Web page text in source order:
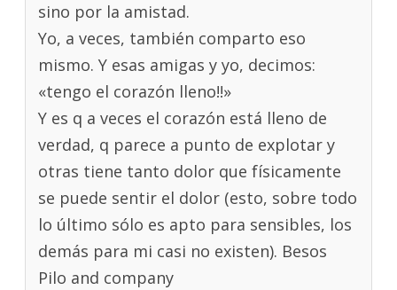
sino por la amistad.
Yo, a veces, también comparto eso
mismo. Y esas amigas y yo, decimos:
«tengo el corazón lleno!!»
Y es q a veces el corazón está lleno de
verdad, q parece a punto de explotar y
otras tiene tanto dolor que físicamente
se puede sentir el dolor (esto, sobre todo
lo último sólo es apto para sensibles, los
demás para mi casi no existen). Besos
Pilo and company